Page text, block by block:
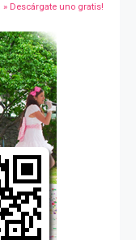
» Descárgate uno gratis!